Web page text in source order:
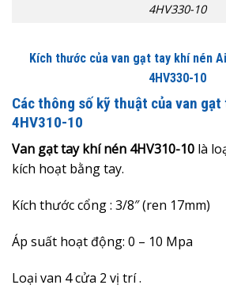
4HV330-10
Kích thước của van gạt tay khí nén
4HV330-10
Các thông số kỹ thuật của van
4HV310-10
Van gạt tay khí nén 4HV310-10 là
kích hoạt bằng tay.
Kích thước cổng : 3/8″ (ren 17mm)
Áp suất hoạt động: 0 – 10 Mpa
Loại van 4 cửa 2 vị trí .